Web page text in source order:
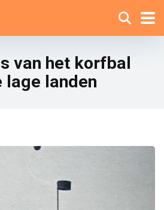
van het korfbal
lage landen